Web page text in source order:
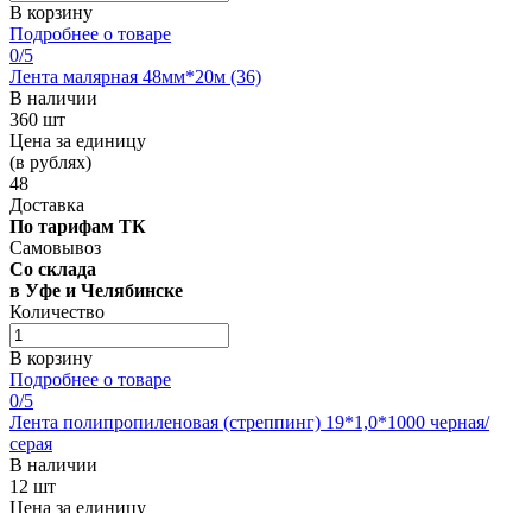
В корзину
Подробнее о товаре
0/5
Лента малярная 48мм*20м (36)
В наличии
360 шт
Цена за единицу
(в рублях)
48
Доставка
По тарифам ТК
Самовывоз
Со склада
в Уфе и Челябинске
Количество
В корзину
Подробнее о товаре
0/5
Лента полипропиленовая (стреппинг) 19*1,0*1000 черная/
серая
В наличии
12 шт
Цена за единицу